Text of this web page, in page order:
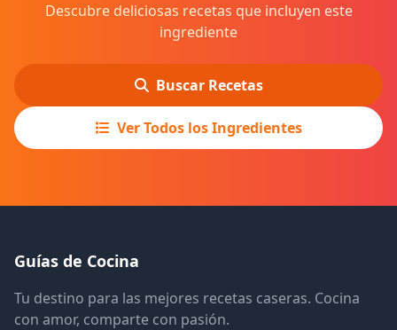
Descubre deliciosas recetas que incluyen este
ingrediente
Buscar Recetas
Ver Todos los Ingredientes
Guías de Cocina
Tu destino para las mejores recetas caseras. Cocina
con amor, comparte con pasión.